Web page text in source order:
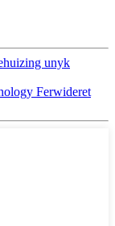
unyk
Ferwideret